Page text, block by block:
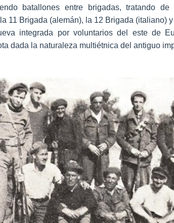
batallones entre brigadas, tratando
11 Brigada (alemán), la 12 Brigada (italiano)
integrada por voluntarios del este de
dada la naturaleza multiétnica del antiguo